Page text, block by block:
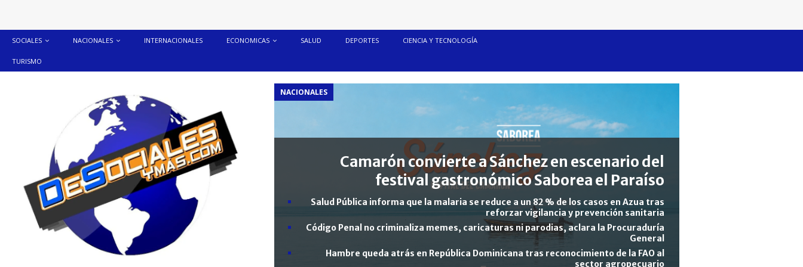
SOCIALES NACIONALES INTERNACIONALES ECONOMICAS SALUD DEPORTES CIENCIA Y TECNOLOGÍA
TURISMO
NACIONALES
Camarón convierte a Sánchez en escenario del
festival gastronómico Saborea el Paraíso
Salud Pública informa que la malaria se reduce a un 82 % de los casos en Azua tras
reforzar vigilancia y prevención sanitaria
Código Penal no criminaliza memes, caricaturas ni parodias, aclara la Procuraduría
General
Hambre queda atrás en República Dominicana tras reconocimiento de la FAO al
sector agropecuario